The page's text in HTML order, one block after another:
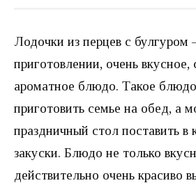
Лодочки из перцев с
приготовлении, очень вкусное,
ароматное блюдо. Такое
приготовить семье на обед, а
праздничный стол поставить в
закуски. Блюдо не только
действительно очень красиво